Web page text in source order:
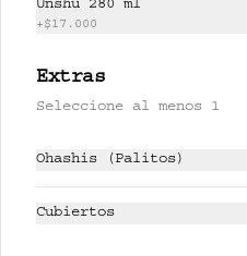
Unshu 280 ml
+$17.000
Extras
Seleccione al menos 1
Ohashis (Palitos)
Cubiertos